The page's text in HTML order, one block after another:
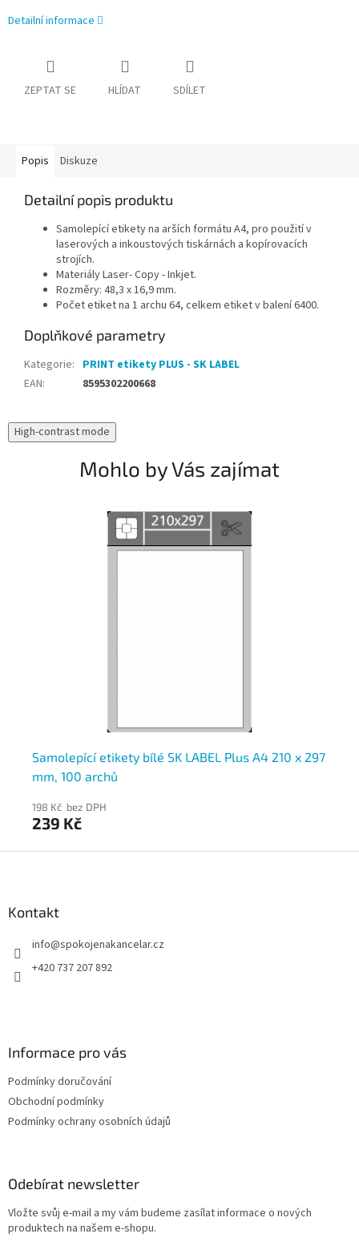
Detailní informace
ZEPTAT SE HLÍDAT SDÍLET
Popis Diskuze
Detailní popis produktu
Samolepící etikety na arších formátu A4, pro použití v
laserových a inkoustových tiskárnách a kopírovacích
strojích.
Materiály Laser- Copy - Inkjet.
Rozměry: 48,3 x 16,9 mm.
Počet etiket na 1 archu 64, celkem etiket v balení 6400.
Doplňkové parametry
Kategorie: PRINT etikety PLUS - SK LABEL
EAN: 8595302200668
High-contrast mode
Mohlo by Vás zajímat
Samolepící etikety bílé SK LABEL Plus A4 210 x 297
mm, 100 archů
198 Kč bez DPH
239 Kč
Kontakt
info@spokojenakancelar.cz
+420 737 207 892
Informace pro vás
Podmínky doručování
Obchodní podmínky
Podmínky ochrany osobních údajů
Odebírat newsletter
Vložte svůj e-mail a my vám budeme zasílat informace o nových
produktech na našem e-shopu.